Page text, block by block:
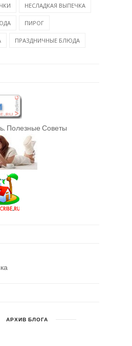
НЕСЛАДКАЯ ВЫПЕЧКА
ПИРОГ
ПРАЗДНИЧНЫЕ БЛЮДА
АРХИВ БЛОГА